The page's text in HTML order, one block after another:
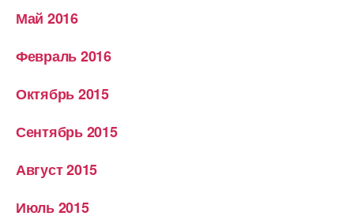
Май 2016
Февраль 2016
Октябрь 2015
Сентябрь 2015
Август 2015
Июль 2015